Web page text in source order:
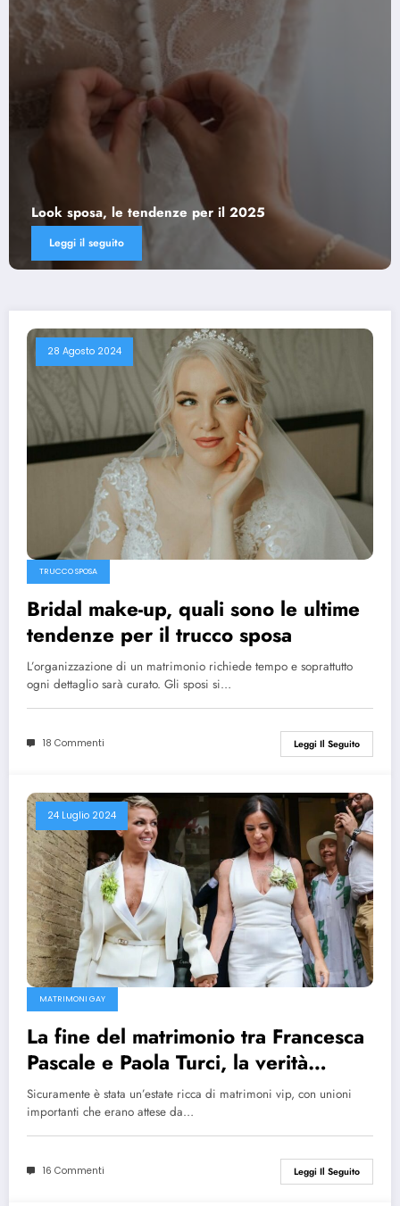
Abiti da sposa: come scegliere il
dell’età
Leggi il seguito
28 Agosto 2024
TRUCCO SPOSA
Bridal make-up, quali sono le ultime
tendenze per il trucco sposa
L’organizzazione di un matrimonio richiede tempo e soprattutto
ogni dettaglio sarà curato. Gli sposi si…
18 Commenti Leggi Il Seguito
24 Luglio 2024
MATRIMONI GAY
La fine del matrimonio tra Francesca
Pascale e Paola Turci, la verità
secondo Fabrizio Corona
Sicuramente è stata un’estate ricca di matrimoni vip, con unioni
importanti che erano attese da…
16 Commenti Leggi Il Seguito